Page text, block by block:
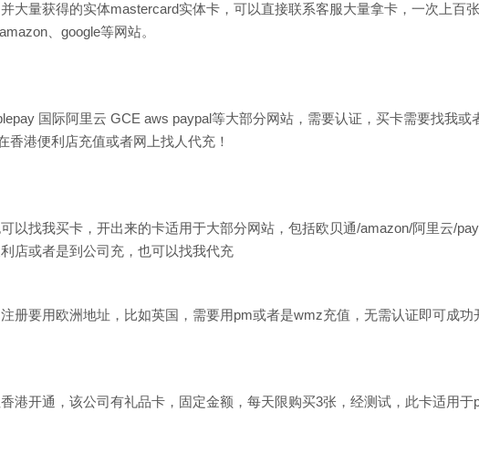
大量获得的实体mastercard实体卡，可以直接联系客服大量拿卡，一次上百
、google等网站。
国际阿里云 GCE aws paypal等大部分网站，需要认证，买卡需要找我或
香港便利店充值或者网上找人代充！
以找我买卡，开出来的卡适用于大部分网站，包括欧贝通/amazon/阿里云/
店或者是到公司充，也可以找我代充
册要用欧洲地址，比如英国，需要用pm或者是wmz充值，无需认证即可成功
港开通，该公司有礼品卡，固定金额，每天限购买3张，经测试，此卡适用于